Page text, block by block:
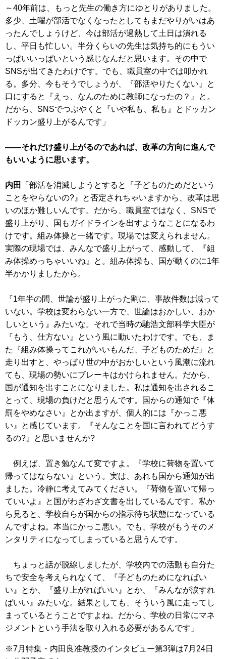
～40年前は、もっと先生の働き方にゆとりがありました。
多少、土曜が部活でなくなったとしてもまだやりがいはあ
ったんでしょうけど、今は部活が過熱して土日は潰れる
し、平日も忙しい。半分くらいの先生は気持ち的にもうい
っぱいいっぱいという感じなんだと思います。その中で
SNSが出てきたわけです。でも、職員室の中では叩かれ
る。多分、今もそうでしょうが、『部活やりたくない』と
口にすると『えっ、なんのために教師になったの？』と。
だから、SNSでつぶやくと『いや私も、私も』とドッカン
ドッカン盛り上がるんです」
――それだけ盛り上がるのであれば、改革の方向に進んで
もいいように思います。
内田
「部活を消滅しようとすると『子どものためだという
ことをやらないの?』と否定されちゃいますから、改革は思
いのほか難しいんです。だから、職員室ではなく、SNSで
盛り上がり、国もガイドラインを出すようなことになるわ
けです。組み体操と一緒です。現場では変えられません。
実際の現場では、みんなで盛り上がって、感動して、『組
み体操めっちゃいいね』と。組み体操も、国が動くのに1年
半かかりましたから。
『1年半の間、世論が盛り上がった割に、事故件数は減って
いない。学校は変わらない一方で、世論はおかしい、おか
しいという』みたいな。それで当時の馳浩文部科学大臣が
『もう、仕方ない』という風に動いたわけです。でも、ま
た『組み体操ってこれがいいもんだ、子どものためだ』と
走り出すと、やっぱり世の中がおかしいという風潮に流れ
ても、現場の勢いにブレーキはかけられません。だから、
国が通知を出すことになりました。私は通知を出されるこ
とって、現場の負けだと思うんです。国からの通知で『体
罰をやめなさい』とか出ますが、個人的には『かっこ悪
い』と感じています。『そんなことを国に言われてどうす
るの?』と思いませんか?
例えば、置き勉なんて変ですよ。『学校に荷物を置いて
帰ってはならない』という。実は、あれも国から通知が出
ました。冷静に考えてみてください。『荷物を置いて帰っ
ていいよ』と国がわざわざ文書を出しているんです。私か
ら見ると、学校自らが国からの指示待ち状態になっている
んですよね。本当にかっこ悪い。でも、学校がもうそのメ
ンタリティになってしまっていると思うんです。
ちょっと話が脱線しましたが、学校内での活動も自分た
ちで安全を考えられなくて、『子どものためになればい
い』とか、『盛り上がればいい』とか、『みんなが涙すれ
ばいい』みたいな。結果としても、そういう風に走ってし
まっているとうことですよね。だから、学校の日常にマネ
ジメントという手法を取り入れる必要があるんです」
※7月特集・内田良准教授のインタビュー第3弾は7月24日